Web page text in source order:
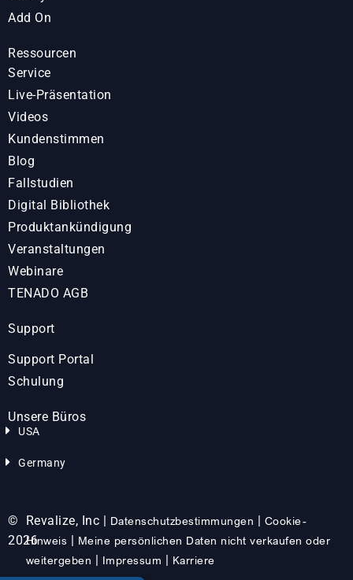
Add On
Ressourcen
Service
Live-Präsentation
Videos
Kundenstimmen
Blog
Fallstudien
Digital Bibliothek
Produktankündigung
Veranstaltungen
Webinare
TENADO AGB
Support
Support Portal
Schulung
Unsere Büros
USA
Germany
©
2026
Revalize, Inc | Datenschutzbestimmungen
Cookie-
Hinweis
Meine persönlichen Daten nicht verkaufen oder
weitergeben
Impressum Karriere